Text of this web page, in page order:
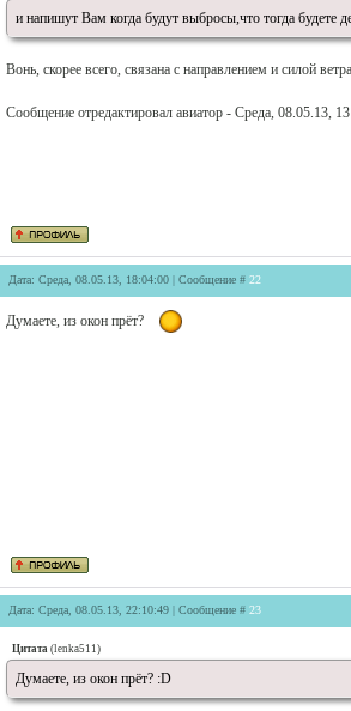
и напишут Вам когда будут выбросы,что тогда будете
Вонь, скорее всего, связана с направлением и силой
Сообщение отредактировал авиатор - Среда, 08.05.13,
Дата: Среда, 08.05.13, 18:04:00 | Сообщение # 22
Думаете, из окон прёт?
Дата: Среда, 08.05.13, 22:10:49 | Сообщение # 23
Цитата (lenka511)
Думаете, из окон прёт? :D